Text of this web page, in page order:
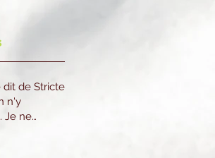
dit de Stricte
n'y
Je ne